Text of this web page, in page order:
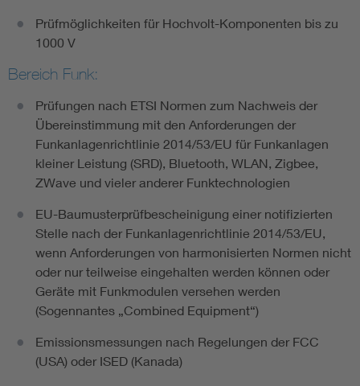
Prüfmöglichkeiten für Hochvolt-Komponenten bis zu
1000 V
Bereich Funk:
Prüfungen nach ETSI Normen zum Nachweis der
Übereinstimmung mit den Anforderungen der
Funkanlagenrichtlinie 2014/53/EU für Funkanlagen
kleiner Leistung (SRD), Bluetooth, WLAN, Zigbee,
ZWave und vieler anderer Funktechnologien
EU-Baumusterprüfbescheinigung einer notifizierten
Stelle nach der Funkanlagenrichtlinie 2014/53/EU,
wenn Anforderungen von harmonisierten Normen nicht
oder nur teilweise eingehalten werden können oder
Geräte mit Funkmodulen versehen werden
(Sogennantes „Combined Equipment“)
Emissionsmessungen nach Regelungen der FCC
(USA) oder ISED (Kanada)